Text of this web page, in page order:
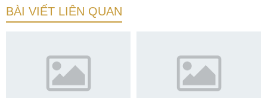
BÀI VIẾT LIÊN QUAN